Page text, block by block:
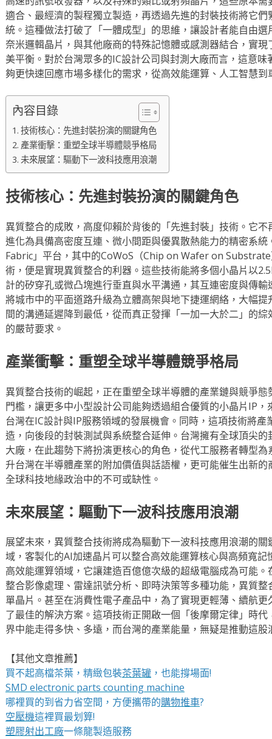
適合、最經濟的製程獨立製造，再透過先進的封裝技術將它
統。這種做法打破了「一體成型」的思維，讓設計者能自由
奈米邏輯晶片，與其他廠商的特殊記憶體或感測器結合，實
美平衡。對於台灣眾多的IC設計公司與封測大廠而言，這意
夠更快速回應市場多樣化的需求，從高效能運算、人工智慧
內容目錄
技術核心：先進封裝扮演的關鍵角色
產業衝擊：重塑全球半導體競爭格局
未來展望：驅動下一波科技應用浪潮
技術核心：先進封裝扮演的關鍵角色
異質整合的成敗，高度仰賴於背後的「先進封裝」技術。它
進化為具備高密度互連、微小間距與優異散熱能力的精密系
Fabric」平台，其中的CoWoS（Chip on Wafer on
術，便是實現異質整合的利器。這些技術能將多個小晶片以
計的矽穿孔或微凸塊進行垂直與水平溝通，其互連密度與傳
將城市中的平面道路升級為立體高架與地下捷運網絡，大幅
間的溝通延遲降到最低，從而真正發揮「一加一大於二」的
的嚴苛要求。
產業衝擊：重塑全球半導體競爭格局
異質整合技術的崛起，正在重塑全球半導體的產業鏈與競爭
門檻，讓更多中小型設計公司能夠透過組合優質的小晶片IP
台灣在IC設計與IP服務領域的發展機會。同時，這項技術將
造，向後段的封裝測試與系統整合延伸。台灣擁有全球頂尖
大廠，在此趨勢下將扮演更核心的角色，從代工服務者轉型
升台灣在半導體產業的附加價值與話語權，更可能催生出新
全球科技地緣政治中的不可或缺性。
未來展望：驅動下一波科技應用浪潮
展望未來，異質整合技術將成為驅動下一波科技應用浪潮的
域，客製化的AI加速晶片可以整合高效能運算核心與高頻寬
高效能運算領域，它讓建造百億億次級的超級電腦成為可能
整合影像處理、雷達訊號分析、即時決策等多種功能，異質
單晶片。甚至在消費性電子產品中，為了實現更輕薄、續航
了最佳的解決方案。這項技術正開啟一個「後摩爾定律」時
界中能走得多快、多遠，而台灣的產業能量，無疑是推動這股
【其他文章推薦】
買不起高檔茶葉，精緻包裝茶葉罐，也能撐場面!
SMD electronic parts counting machine
哪裡買的到省力省空間，方便攜帶的購物推車?
空壓機這裡買最划算!
塑膠射出工廠一條龍製造服務